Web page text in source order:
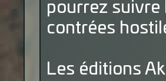
pourrez suivre
contrées
Les éditions